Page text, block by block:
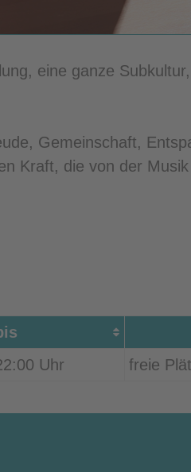
eine ganze
Gemeinschaft,
Kraft, die von der
Uhr freie